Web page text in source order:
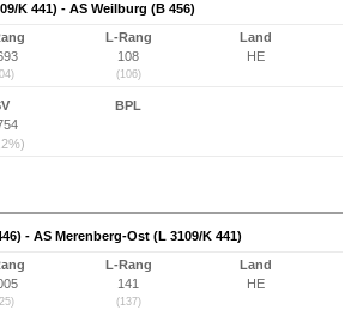
K 441) - AS Weilburg (B 456)
L-Rang
108
(106)
Land
HE
BPL
- AS Merenberg-Ost (L 3109/K 441)
L-Rang
141
(137)
Land
HE